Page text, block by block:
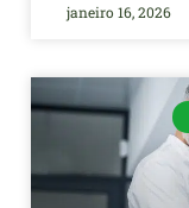
janeiro 16, 2026